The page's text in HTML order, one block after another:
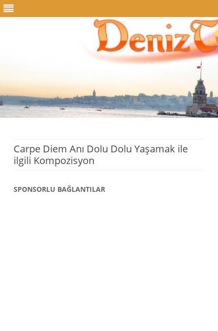
Carpe Diem Anı Dolu Dolu Yaşamak ile
ilgili Kompozisyon
SPONSORLU BAĞLANTILAR